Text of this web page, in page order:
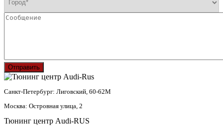
Отправить
Санкт-Петербург: Лиговский, 60-62М
Москва: Островная улица, 2
Тюнинг центр Audi-RUS